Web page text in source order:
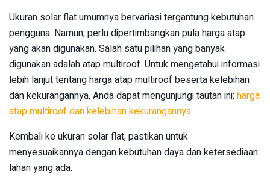
Ukuran solar flat umumnya bervariasi tergantung kebutuhan
pengguna. Namun, perlu dipertimbangkan pula harga atap
yang akan digunakan. Salah satu pilihan yang banyak
digunakan adalah atap multiroof. Untuk mengetahui informasi
lebih lanjut tentang harga atap multiroof beserta kelebihan
dan kekurangannya, Anda dapat mengunjungi tautan ini: harga
atap multiroof dan kelebihan kekurangannya.
Kembali ke ukuran solar flat, pastikan untuk
menyesuaikannya dengan kebutuhan daya dan ketersediaan
lahan yang ada.